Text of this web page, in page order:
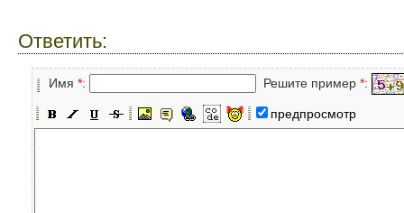
Ответить:
Имя *: Решите пример *:
предпросмотр